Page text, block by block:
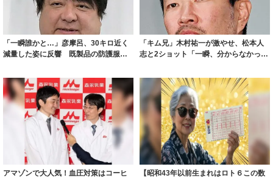
「一瞬誰かと…」彦摩呂、30キロ近く
減量した姿に反響 既製品の防護服が
「キム兄」木村祐一が激やせ、松本人
志と2ショット「一瞬、分からなかった
アマゾンで大人気！血圧対策はコーヒ
【昭和43年以前生まれはロト６この数